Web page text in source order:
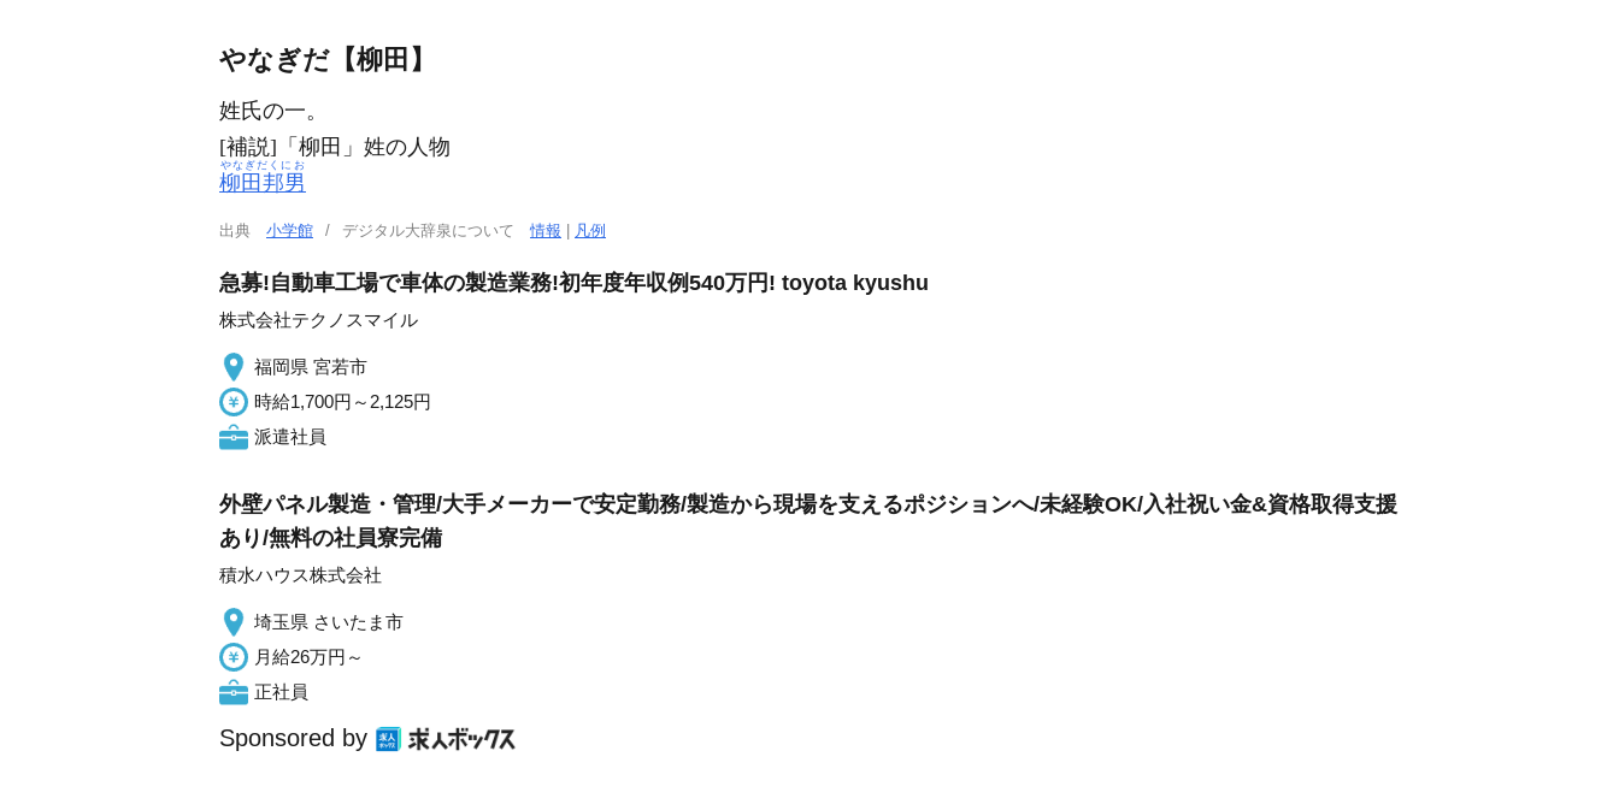
やなぎだ【柳田】
姓氏の一。
[補説]「柳田」姓の人物
柳田邦男
やなぎだくにお
出典 小学館 デジタル大辞泉について情報 凡例
急募!自動車工場で車体の製造業務!初年度年収例540万円! toyota kyushu
株式会社テクノスマイル
福岡県 宮若市
時給1,700円～2,125円
派遣社員
外壁パネル製造・管理/大手メーカーで安定勤務/製造から現場を支えるポジションへ/未経験OK/入社祝い金&資格取得支援
あり/無料の社員寮完備
積水ハウス株式会社
埼玉県 さいたま市
月給26万円～
正社員
Sponsored by